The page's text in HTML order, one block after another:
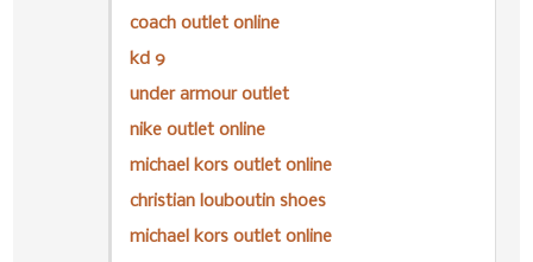
coach outlet online
kd 9
under armour outlet
nike outlet online
michael kors outlet online
christian louboutin shoes
michael kors outlet online